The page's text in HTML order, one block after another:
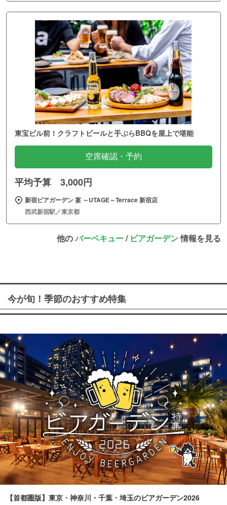
東宝ビル前！クラフトビールと手ぶらBBQを屋上で堪能
空席確認・予約
平均予算 3,000円
新宿ビアガーデン 宴 ～UTAGE～Terrace 新宿店
西武新宿駅／東京都
他のバーベキュー/ ビアガーデン情報を見る
今が旬！季節のおすすめ特集
【首都圏版】東京・神奈川・千葉・埼玉のビアガーデン2026